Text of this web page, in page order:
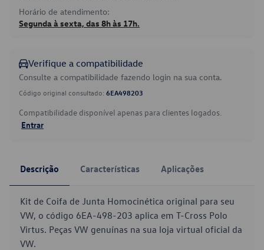
Horário de atendimento:
Segunda à sexta, das 8h às 17h.
Verifique a compatibilidade
Consulte a compatibilidade fazendo login na sua conta.
Código original consultado: 6EA498203
Compatibilidade disponível apenas para clientes logados.
Entrar
Descrição Características Aplicações
Kit de Coifa de Junta Homocinética original para seu
VW, o código 6EA-498-203 aplica em T-Cross Polo
Virtus. Peças VW genuínas na sua loja virtual oficial da
VW.